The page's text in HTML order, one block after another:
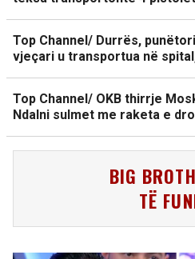
Top Channel/ Durrës,
vjeçari u transportua në
Top Channel/ OKB thirrje
Ndalni sulmet me raketa e
BIG
TË